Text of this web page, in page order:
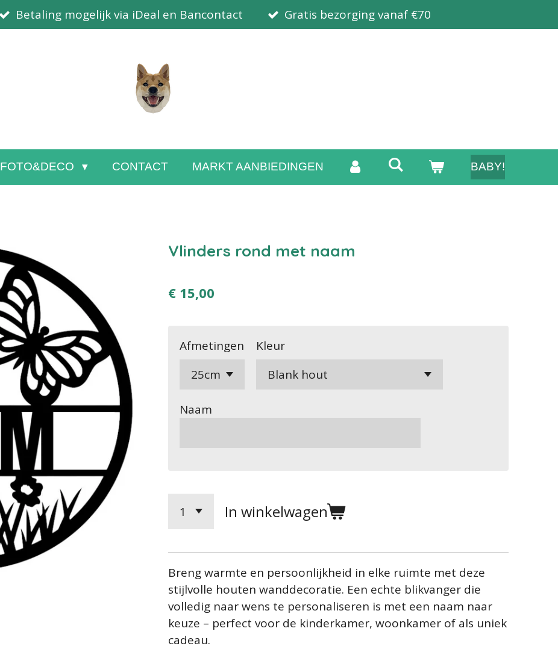
Betaling mogelijk via iDeal en Bancontact Gratis bezorging vanaf €70
FOTO&DECO CONTACT MARKT AANBIEDINGEN BABY!
Vlinders rond met naam
€ 15,00
Afmetingen Kleur
Naam
In winkelwagen
Breng warmte en persoonlijkheid in elke ruimte met deze
stijlvolle houten wanddecoratie. Een echte blikvanger die
volledig naar wens te personaliseren is met een naam naar
keuze – perfect voor de kinderkamer, woonkamer of als uniek
cadeau.